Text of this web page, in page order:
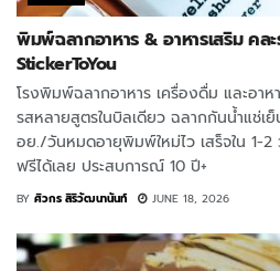
พิมพ์ฉลากอาหาร & อาหารเสริม คละ
StickerToYou
โรงพิมพ์ฉลากอาหาร เครื่องดื่ม และอา
รสหลายสูตรในบิลเดียว ฉลากกันน้ำแช่เ
อย./วันหมดอายุพิมพ์ใหม่ไว เสร็จใน 1-
ฟรีได้เลย ประสบการณ์ 10 ปี+
BY ศิวกร สิริวัฒนานันท์ JUNE 18, 2026